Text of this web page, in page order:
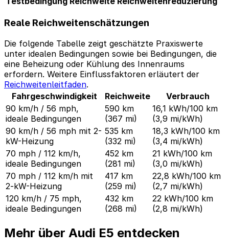
Reale Reichweitenschätzungen
Die folgende Tabelle zeigt geschätzte Praxiswerte
unter idealen Bedingungen sowie bei Bedingungen, die
eine Beheizung oder Kühlung des Innenraums
erfordern. Weitere Einflussfaktoren erläutert der
Reichweitenleitfaden.
Fahrgeschwindigkeit
Reichweite
Verbrauch
90 km/h / 56 mph,
ideale Bedingungen
590 km
(367 mi)
16,1 kWh/100 km
(3,9 mi/kWh)
90 km/h / 56 mph mit 2-
kW-Heizung
535 km
(332 mi)
18,3 kWh/100 km
(3,4 mi/kWh)
70 mph / 112 km/h,
ideale Bedingungen
452 km
(281 mi)
21 kWh/100 km
(3,0 mi/kWh)
70 mph / 112 km/h mit
2-kW-Heizung
417 km
(259 mi)
22,8 kWh/100 km
(2,7 mi/kWh)
120 km/h / 75 mph,
ideale Bedingungen
432 km
(268 mi)
22 kWh/100 km
(2,8 mi/kWh)
Mehr über Audi E5 entdecken